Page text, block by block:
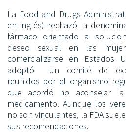
La Food and Drugs
en inglés) rechazó la
fármaco orientado a
deseo sexual en las
comercializarse en Estados
adoptó un comité de
reunidos por el organismo
que acordó no aconsejar
medicamento. Aunque los
no son vinculantes, la FDA
sus recomendaciones.